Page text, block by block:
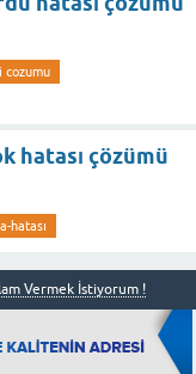
cozumu
hatası çözümü
hatası
Vermek İstiyorum !